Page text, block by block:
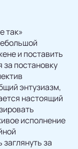
так»
и поставить
постановку
энтузиазм,
настоящий
исполнение
за